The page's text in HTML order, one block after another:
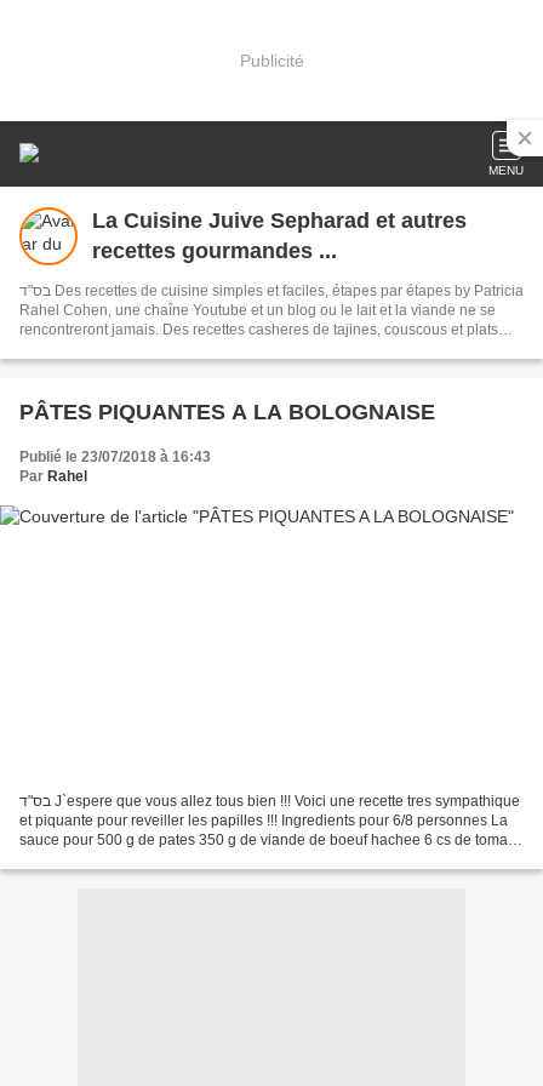
Publicité
MENU
La Cuisine Juive Sepharad et autres
recettes gourmandes ...
בס"ד Des recettes de cuisine simples et faciles, étapes par étapes by Patricia
Rahel Cohen, une chaîne Youtube et un blog ou le lait et la viande ne se
rencontreront jamais. Des recettes casheres de tajines, couscous et plats
orientales, françaises et autres recettes très gourmandes.
PÂTES PIQUANTES A LA BOLOGNAISE
Publié le 23/07/2018 à 16:43
Par Rahel
בס"ד J`espere que vous allez tous bien !!! Voici une recette tres sympathique
et piquante pour reveiller les papilles !!! Ingredients pour 6/8 personnes La
sauce pour 500 g de pates 350 g de viande de boeuf hachee 6 cs de tomate